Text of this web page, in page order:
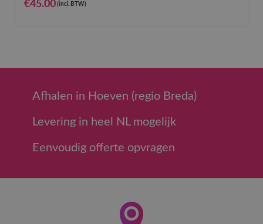
€45.00 (incl. BTW)
Afhalen in Hoeven (regio Breda)
Levering in heel NL mogelijk
Eenvoudig offerte opvragen